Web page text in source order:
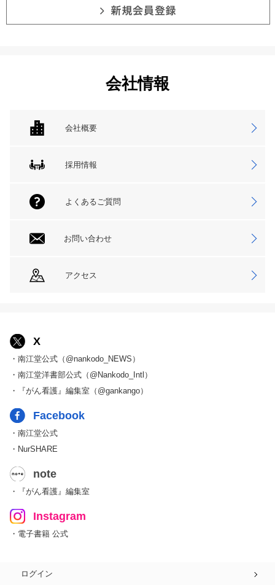
会社情報
会社概要
採用情報
よくあるご質問
お問い合わせ
アクセス
X
・南江堂公式（@nankodo_NEWS）
・南江堂洋書部公式（@Nankodo_Intl）
・『がん看護』編集室（@gankango）
Facebook
・南江堂公式
・NurSHARE
note
・『がん看護』編集室
Instagram
・電子書籍 公式
ログイン